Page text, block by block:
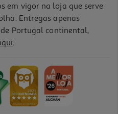
Q.4838
em vigor na loja que serve
Entregas apenas
Portugal continental,
.